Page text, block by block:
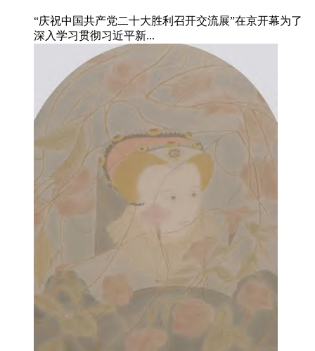
“庆祝中国共产党二十大胜利召开交流展”在京开幕为了
深入学习贯彻习近平新...